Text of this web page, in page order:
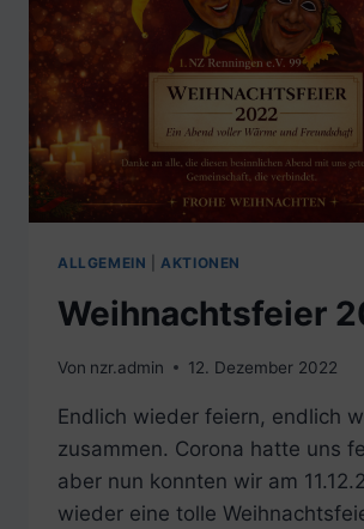
ALLGEMEIN |AKTIONEN
Weihnachtsfeier
Von nzr.admin 12. Dezember 2022
Endlich wieder feiern, endlich
zusammen. Corona hatte uns
aber nun konnten wir am
wieder eine tolle